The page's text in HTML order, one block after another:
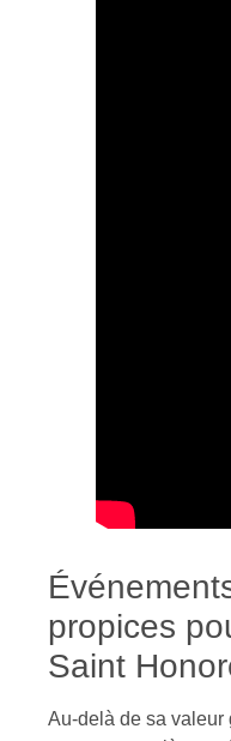
propices
Saint
Au-delà de sa valeur